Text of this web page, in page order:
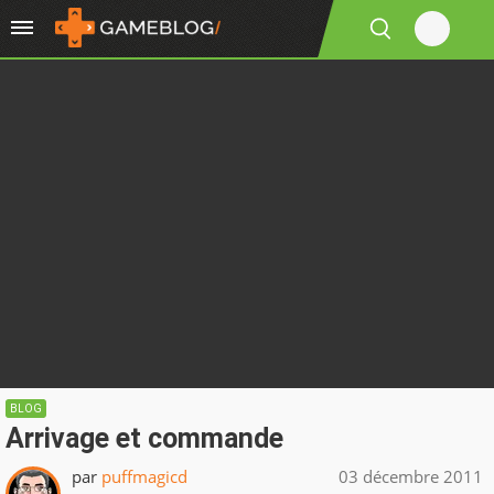
BLOG
Arrivage et commande
par puffmagicd 03 décembre 2011